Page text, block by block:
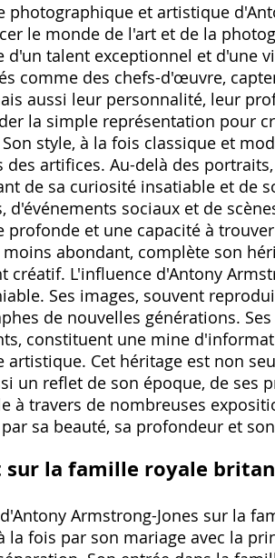
photographique et artistique
le monde de l'art et de la
d'un talent exceptionnel et d'une
comme des chefs-d'œuvre,
aussi leur personnalité, leur
la simple représentation pour
style, à la fois classique et
des artifices. Au-delà des
de sa curiosité insatiable et de
d'événements sociaux et de
profonde et une capacité à
abondant, complète son
créatif. L'influence d'Antony
Ses images, souvent
de nouvelles générations.
constituent une mine
artistique. Cet héritage est non
un reflet de son époque, de ses
à travers de nombreuses
sa beauté, sa profondeur et
sur la famille royale
Armstrong-Jones sur la
la fois par son mariage avec la